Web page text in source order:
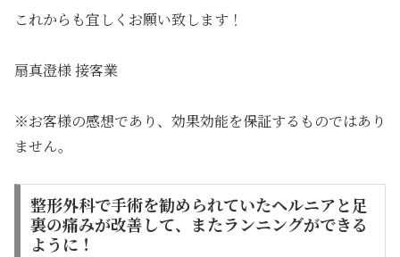
これからも宜しくお願い致します！
扇真澄様 接客業
※お客様の感想であり、効果効能を保証するものではあり
ません。
整形外科で手術を勧められていたヘルニアと足
裏の痛みが改善して、またランニングができる
ように！